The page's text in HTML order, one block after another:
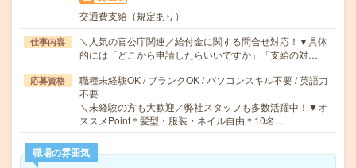
交通費支給（規定あり）
仕事内容
＼人気の官公庁関連／給付金に関する問合せ対応！▼具体
的には「どこから申請したらいいですか」「支給の対…
応募資格
職種未経験OK / ブランクOK / パソコンスキル不要 / 英語力
不要
＼未経験の方も大歓迎／弊社スタッフも多数活躍中！▼オ
ススメPoint＊髪型・服装・ネイル自由＊10名…
職場の雰囲気